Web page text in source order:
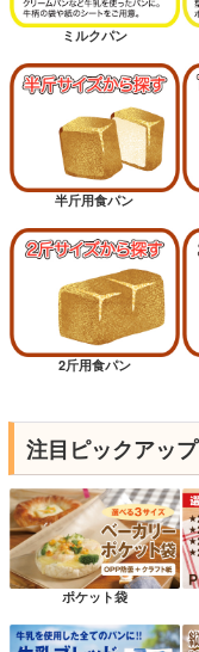
ミルクパン
半斤用食パン
2斤用食パン
注目ピックアップ
ポケット袋